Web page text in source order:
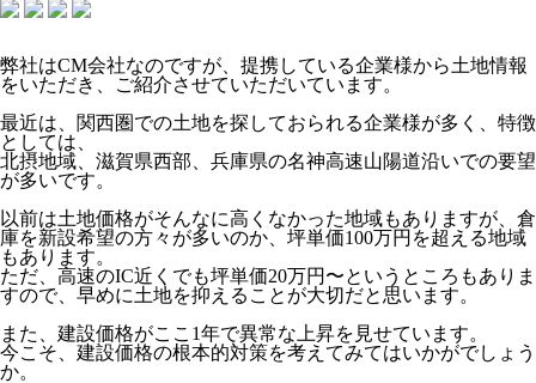
弊社はCM会社なのですが、提携している企業様から土地情報
をいただき、ご紹介させていただいています。
最近は、関西圏での土地を探しておられる企業様が多く、特徴
としては、
北摂地域、滋賀県西部、兵庫県の名神高速山陽道沿いでの要望
が多いです。
以前は土地価格がそんなに高くなかった地域もありますが、倉
庫を新設希望の方々が多いのか、坪単価100万円を超える地域
もあります。
ただ、高速のIC近くでも坪単価20万円〜というところもありま
すので、早めに土地を抑えることが大切だと思います。
また、建設価格がここ1年で異常な上昇を見せています。
今こそ、建設価格の根本的対策を考えてみてはいかがでしょう
か。